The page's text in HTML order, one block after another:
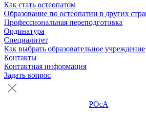
Как стать остеопатом
Образование по остеопатии в других
Профессиональная переподготовка
Ординатура
Специалитет
Как выбрать образовательное учреждение
Контакты
Контактная информация
Задать вопрос
РОсА